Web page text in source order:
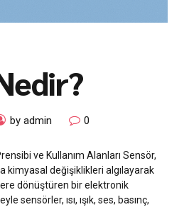
by admin 0
ve Kullanım Alanları Sensör,
kimyasal değişiklikleri algılayarak
dönüştüren bir elektronik
sensörler, ısı, ışık, ses, basınç,